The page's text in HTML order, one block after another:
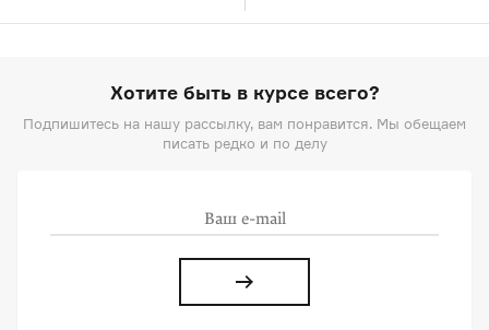
Хотите быть в курсе всего?
Подпишитесь на нашу рассылку, вам понравится. Мы обещаем
писать редко и по делу